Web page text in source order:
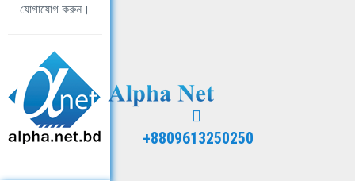
যোগাযোগ করুন।
+8809613250250